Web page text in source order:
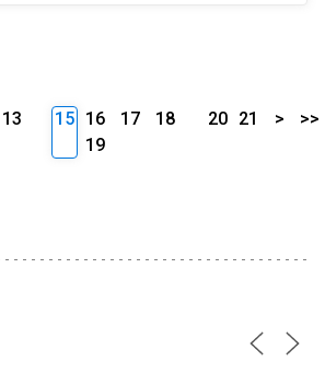
13
15 16 17
18
19
20 21 > >>